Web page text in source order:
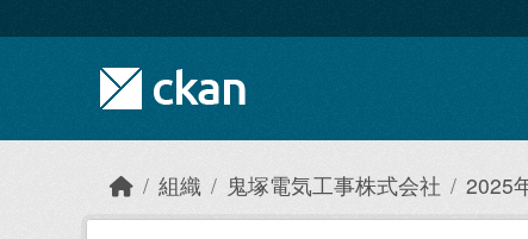
組織 鬼塚電気工事株式会社 2025